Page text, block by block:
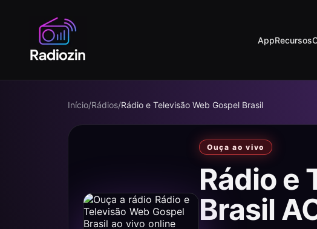
AppRecursos
Início/Rádios/Rádio e Televisão Web Gospel Brasil
Ouça ao vivo
Rádio e
Brasil